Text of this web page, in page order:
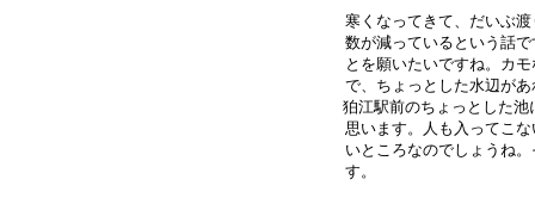
寒くなってきて、だいぶ
数が減っているという話
とを願いたいですね。カ
で、ちょっとした水辺が
狛江駅前のちょっとした
思います。人も入ってこ
いところなのでしょうね